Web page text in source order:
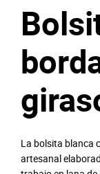
La bolsita blanca
artesanal